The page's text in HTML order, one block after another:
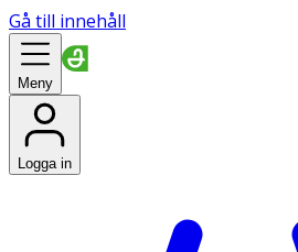
Gå till innehåll
Meny
Logga in